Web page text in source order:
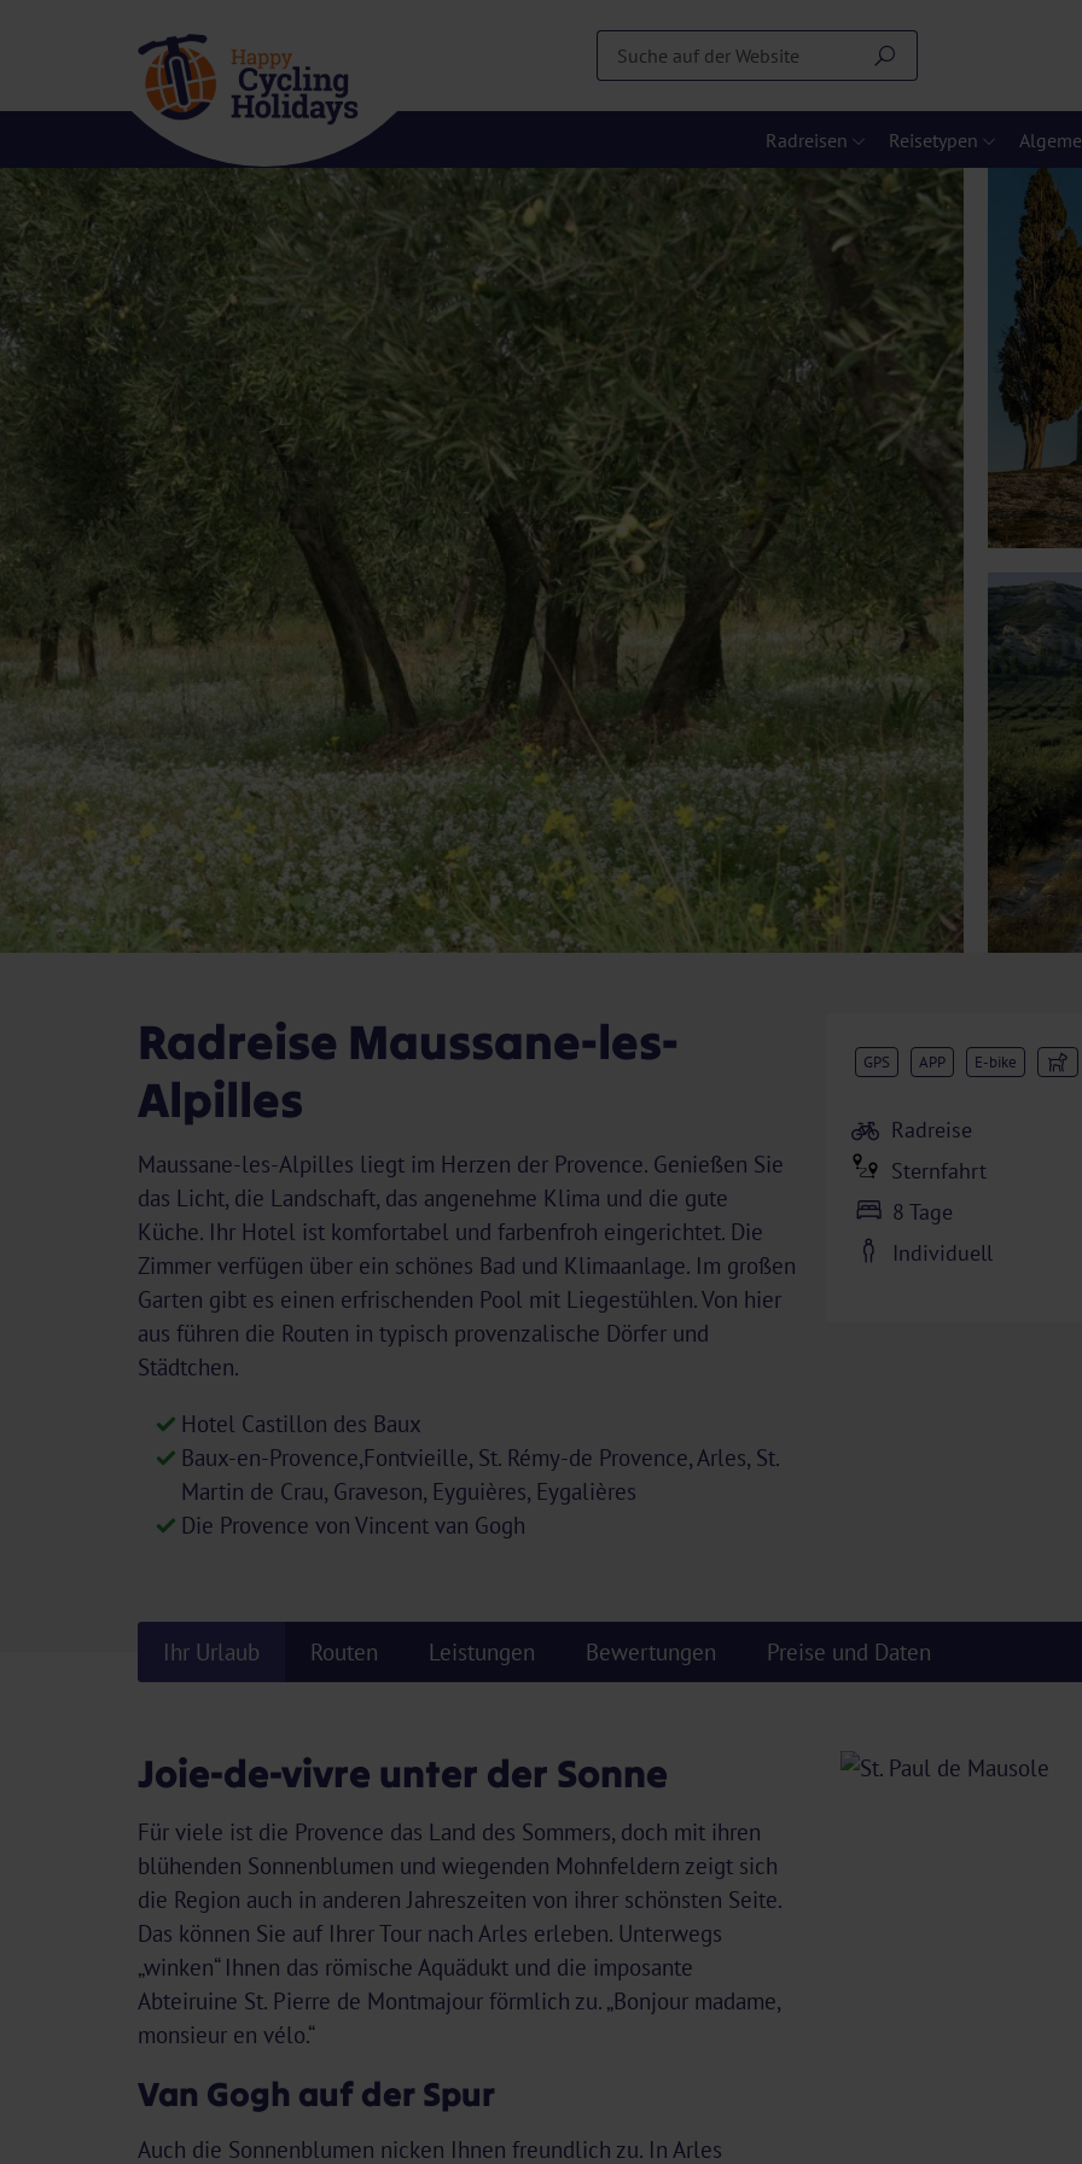
Radreisen Reisetypen
Radreise Maussane-les-
Alpilles
Maussane-les-Alpilles liegt im Herzen der Provence. Genießen Sie
das Licht, die Landschaft, das angenehme Klima und die gute
Küche. Ihr Hotel ist komfortabel und farbenfroh eingerichtet. Die
Zimmer verfügen über ein schönes Bad und Klimaanlage. Im großen
Garten gibt es einen erfrischenden Pool mit Liegestühlen. Von hier
aus führen die Routen in typisch provenzalische Dörfer und
Städtchen.
Hotel Castillon des Baux
Baux-en-Provence,Fontvieille, St. Rémy-de Provence, Arles, St.
Martin de Crau, Graveson, Eyguières, Eygalières
Die Provence von Vincent van Gogh
GPS APP E-bike
Radreise
Sternfahrt
8 Tage
Individuell
Ihr Urlaub Routen Leistungen Bewertungen Preise und Daten
Joie-de-vivre unter der Sonne
Für viele ist die Provence das Land des Sommers, doch mit ihren
blühenden Sonnenblumen und wiegenden Mohnfeldern zeigt sich
die Region auch in anderen Jahreszeiten von ihrer schönsten Seite.
Das können Sie auf Ihrer Tour nach Arles erleben. Unterwegs
„winken“ Ihnen das römische Aquädukt und die imposante
Abteiruine St. Pierre de Montmajour förmlich zu. „Bonjour madame,
monsieur en vélo.“
Van Gogh auf der Spur
Auch die Sonnenblumen nicken Ihnen freundlich zu. In Arles